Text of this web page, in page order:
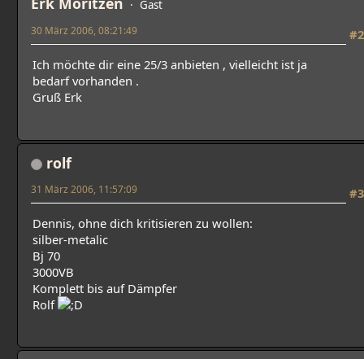
Gast
#2
30 März 2006, 08:21:49
Ich möchte dir eine 25/3 anbieten , vielleicht ist ja
bedarf vorhanden .
Gruß Erk
rolf
#3
31 März 2006, 11:57:09
Dennis, ohne dich kritisieren zu wollen:
silber-metalic
Bj 70
3000VB
Komplett bis auf Dämpfer
Rolf